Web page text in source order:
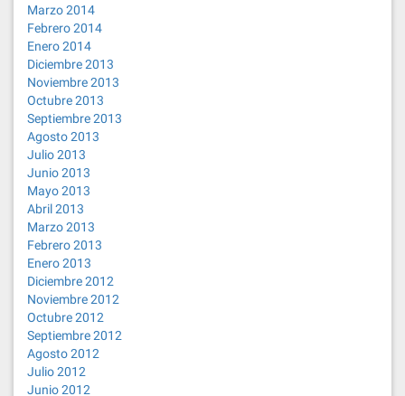
Marzo 2014
Febrero 2014
Enero 2014
Diciembre 2013
Noviembre 2013
Octubre 2013
Septiembre 2013
Agosto 2013
Julio 2013
Junio 2013
Mayo 2013
Abril 2013
Marzo 2013
Febrero 2013
Enero 2013
Diciembre 2012
Noviembre 2012
Octubre 2012
Septiembre 2012
Agosto 2012
Julio 2012
Junio 2012